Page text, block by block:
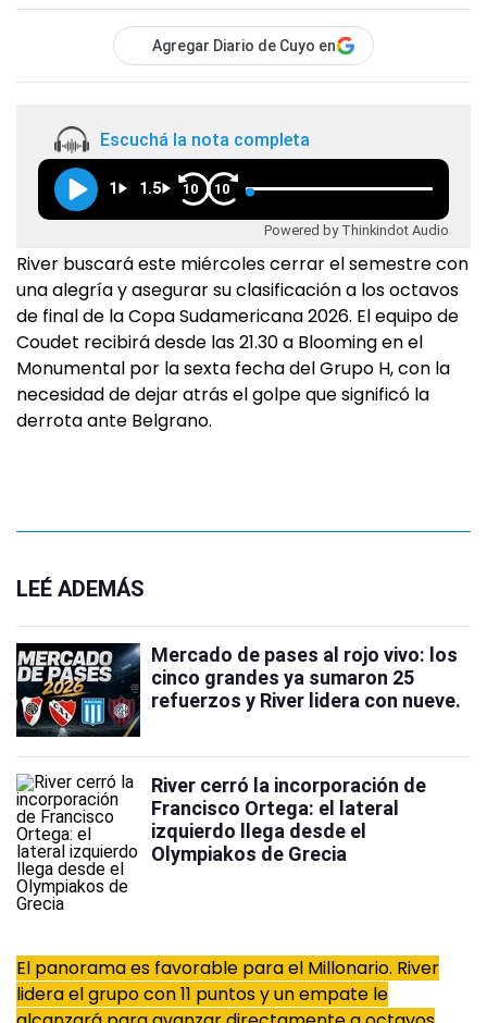
Agregar Diario de Cuyo en
Escuchá la nota completa
1 1.5 10 10
Powered by Thinkindot Audio
River buscará este miércoles cerrar el semestre con
una alegría y asegurar su clasificación a los octavos
de final de la Copa Sudamericana 2026. El equipo de
Coudet recibirá desde las 21.30 a Blooming en el
Monumental por la sexta fecha del Grupo H, con la
necesidad de dejar atrás el golpe que significó la
derrota ante Belgrano.
LEÉ ADEMÁS
Mercado de pases al rojo vivo: los
cinco grandes ya sumaron 25
refuerzos y River lidera con nueve.
River cerró la incorporación de
Francisco Ortega: el lateral
izquierdo llega desde el
Olympiakos de Grecia
El panorama es favorable para el Millonario. River
lidera el grupo con 11 puntos y un empate le